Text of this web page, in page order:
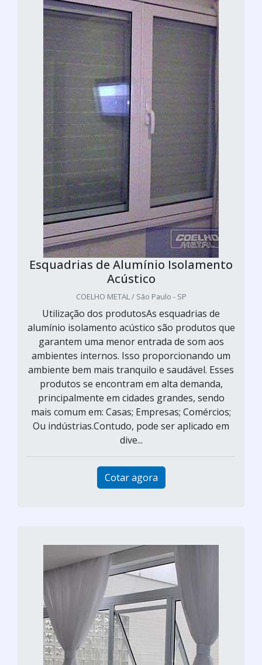
Esquadrias de Alumínio Isolamento
Acústico
COELHO METAL / São Paulo - SP
Utilização dos produtosAs esquadrias de
alumínio isolamento acústico são produtos que
garantem uma menor entrada de som aos
ambientes internos. Isso proporcionando um
ambiente bem mais tranquilo e saudável. Esses
produtos se encontram em alta demanda,
principalmente em cidades grandes, sendo
mais comum em: Casas; Empresas; Comércios;
Ou indústrias.Contudo, pode ser aplicado em
dive...
Cotar agora